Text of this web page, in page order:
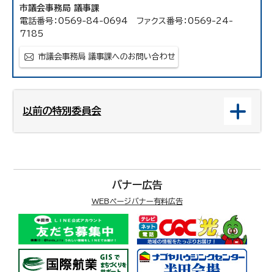
市議会事務局 議事課
電話番号：0569-84-0694 ファクス番号：0569-24-
7185
市議会事務局 議事課へのお問い合わせ
以前の特別委員会
バナー広告
WEBページバナー有料広告